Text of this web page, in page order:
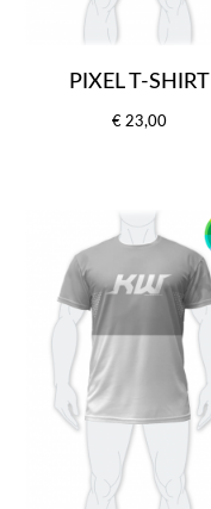
PIXEL T-SHIRT
€ 23,00